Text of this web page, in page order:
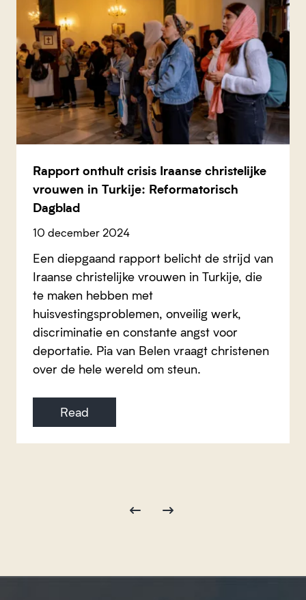
Rapport onthult crisis Iraanse christelijke
vrouwen in Turkije: Reformatorisch
Dagblad
10 december 2024
Een diepgaand rapport belicht de strijd van
Iraanse christelijke vrouwen in Turkije, die
te maken hebben met
huisvestingsproblemen, onveilig werk,
discriminatie en constante angst voor
deportatie. Pia van Belen vraagt christenen
over de hele wereld om steun.
Read